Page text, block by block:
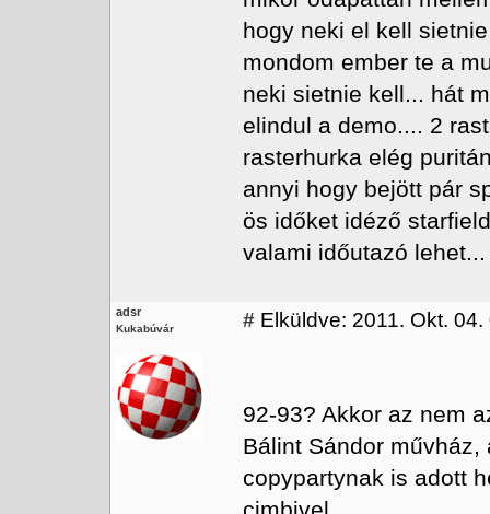
hogy neki el kell
mondom ember te a
neki sietnie kell... hát
elindul a demo.... 2
rasterhurka elég
annyi hogy bejött pár
ös időket idéző
valami időutazó
adsr
Kukabúvár # Elküldve: 2011. Okt. 04.
92-93? Akkor az nem
Bálint Sándor
copypartynak is adott